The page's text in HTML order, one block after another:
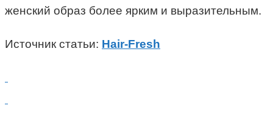
женский образ более ярким и выразительным.
Источник статьи: Hair-Fresh